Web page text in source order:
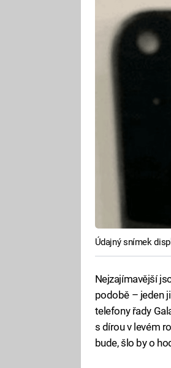
Údajný snímek
Nejzajímavější
podobě – jeden
telefony řady
s dírou v levém
bude, šlo by o